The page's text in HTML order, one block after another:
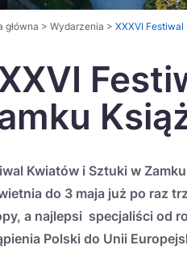
główna > Wydarzenia > XXXVI
Kwiatów i Sztuki w
do 3 maja już po raz
a najlepsi specjaliści od
Polski do Unii